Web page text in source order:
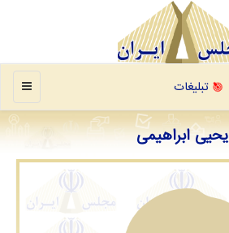
منو تبلیغات
یحیی ابراهیمی